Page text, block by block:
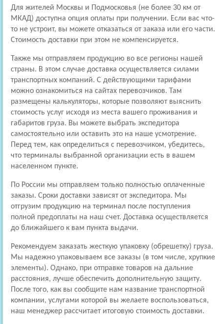
Для жителей Москвы и Подмосковья (не более 30 км от
МКАД) доступна опция оплаты при получении. Если вас что-
то не устроит, вы можете отказаться от заказа или его части.
Стоимость доставки при этом не компенсируется.
Также мы отправляем продукцию во все регионы нашей
страны. В этом случае доставка осуществляется силами
транспортных компаний. С действующими тарифами
можно ознакомиться на сайтах перевозчиков. Там
размещены калькуляторы, которые позволяют выяснить
стоимость услуг исходя из места вашего проживания и
габаритов груза. Вы можете выбрать экспедитора
самостоятельно или оставить это на наше усмотрение.
Перед тем, как определиться с перевозчиком, убедитесь,
что терминалы выбранной организации есть в вашем
населенном пункте.
По России мы отправляем только полностью оплаченные
заказы. Сроки доставки зависят от экспедитора. Мы
отгрузим продукцию на терминал после поступления
полной предоплаты на наш счет. Доставка осуществляется
до ближайшего к вам пункта выдачи.
Рекомендуем заказать жесткую упаковку (обрешетку) груза.
Мы надежно упаковываем все заказы (в том числе, хрупкие
элементы). Однако, при отправке товаров на дальние
расстояния, лучше обеспечить дополнительную защиту.
После того, как вы сообщите нам название транспортной
компании, услугами которой вы желаете воспользоваться,
наш менеджер рассчитает итоговую стоимость доставки.